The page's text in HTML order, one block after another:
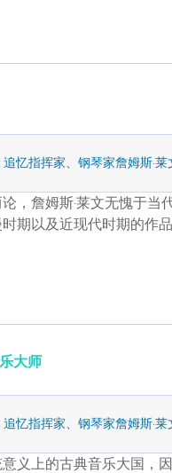
忆指挥家、钢琴家詹姆斯·莱
，詹姆斯·莱文无愧于当
期以及近现代时期的作
大师
忆指挥家、钢琴家詹姆斯·莱
义上的古典音乐大国，